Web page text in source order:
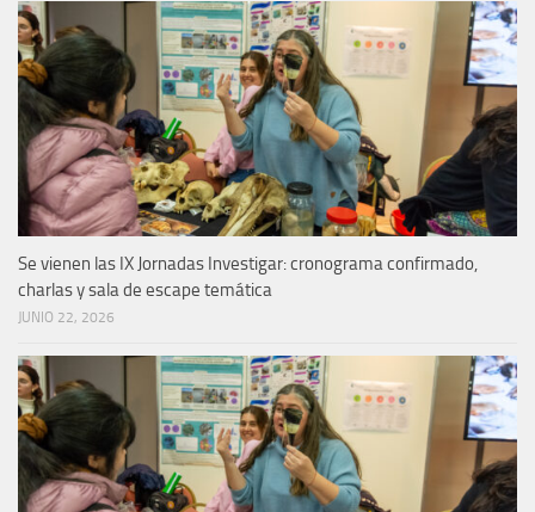
Se vienen las IX Jornadas Investigar: cronograma confirmado,
charlas y sala de escape temática
JUNIO 22, 2026